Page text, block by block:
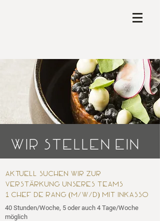
Wir stellen ein
40 Stunden/Woche, 5 oder auch 4 Tage/Woche
möglich
Aktuell suchen wir zur
VerstÄrkung unseres Teams
1 Chef de rang (m/w/d) mit Inkasso